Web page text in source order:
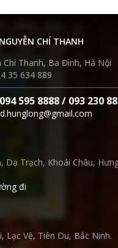
CHÍ THANH
Chí Thanh, Ba Đình, Hà Nội
35 634 889
595 8888 / 093 230
Dạ Trạch, Khoái Châu,
đi
Lạc Vệ, Tiên Du, Bắc Ninh.